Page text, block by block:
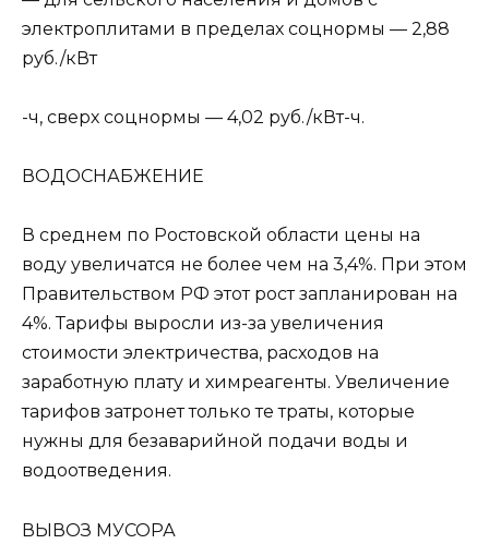
электроплитами в пределах соцнормы — 2,88
руб./кВт
-ч, сверх соцнормы — 4,02 руб./кВт-ч.
ВОДОСНАБЖEНИE
В среднем по Ростовской области цены на
воду увеличатся не более чем на 3,4%. При этом
Правительством РФ этот рост запланирован на
4%. Тарифы выросли из-за увеличения
стоимости электричества, расходов на
заработную плату и химреагенты. Увеличение
тарифов затронет только те траты, которые
нужны для безаварийной подачи воды и
водоотведения.
ВЫВОЗ МУСОРА